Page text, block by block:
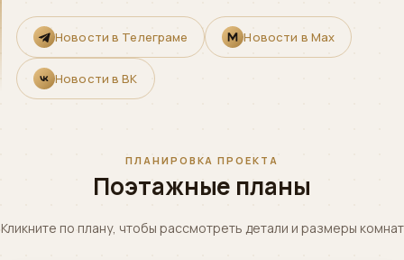
Новости в Телеграме Новости в Max
Новости в ВК
ПЛАНИРОВКА ПРОЕКТА
Поэтажные планы
Кликните по плану, чтобы рассмотреть детали и размеры комнат